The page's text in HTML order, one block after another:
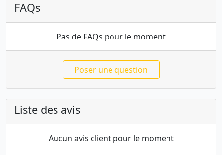
FAQs
Pas de FAQs pour le moment
Poser une question
Liste des avis
Aucun avis client pour le moment